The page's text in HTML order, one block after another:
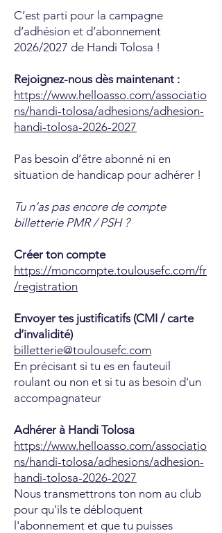
C’est parti pour la campagne
d’adhésion et d’abonnement
2026/2027 de Handi Tolosa !
Rejoignez-nous dès maintenant :
https://www.helloasso.com/associatio
ns/handi-tolosa/adhesions/adhesion-
handi-tolosa-2026-2027
Pas besoin d’être abonné ni en
situation de handicap pour adhérer !
Tu n’as pas encore de compte
billetterie PMR / PSH ?
Créer ton compte
https://moncompte.toulousefc.com/fr
/registration
Envoyer tes justificatifs (CMI / carte
d’invalidité)
billetterie@toulousefc.com
En précisant si tu es en fauteuil
roulant ou non et si tu as besoin d'un
accompagnateur
Adhérer à Handi Tolosa
https://www.helloasso.com/associatio
ns/handi-tolosa/adhesions/adhesion-
handi-tolosa-2026-2027
Nous transmettrons ton nom au club
pour qu'ils te débloquent
l'abonnement et que tu puisses